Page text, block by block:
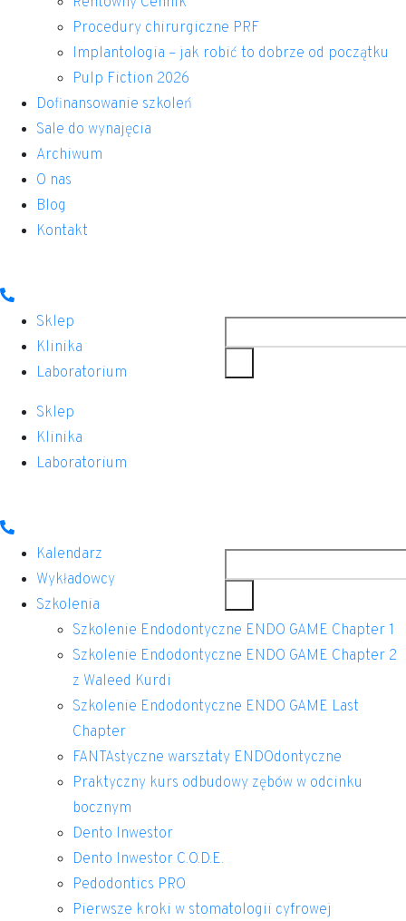
Procedury chirurgiczne PRF
Implantologia – jak robić to dobrze od początku
Pulp Fiction 2026
Dofinansowanie szkoleń
Sale do wynajęcia
Archiwum
O nas
Blog
Kontakt
Sklep
Klinika
Laboratorium
Sklep
Klinika
Laboratorium
Kalendarz
Wykładowcy
Szkolenia
Szkolenie Endodontyczne ENDO GAME Chapter 1
Szkolenie Endodontyczne ENDO GAME Chapter 2
z Waleed Kurdi
Szkolenie Endodontyczne ENDO GAME Last
Chapter
FANTAstyczne warsztaty ENDOdontyczne
Praktyczny kurs odbudowy zębów w odcinku
bocznym
Dento Inwestor
Dento Inwestor C.O.D.E.
Pedodontics PRO
Pierwsze kroki w stomatologii cyfrowej